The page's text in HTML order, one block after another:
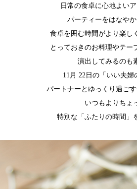
日常の食卓に心地よい
パーティーをはなやか
食卓を囲む時間がより楽し
とっておきのお料理やテー
演出してみるのも
11月 22日の「いい夫婦
パートナーとゆっくり過ご
いつもよりちょ
特別な「ふたりの時間」